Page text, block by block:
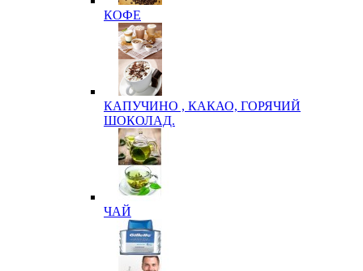
КОФЕ
КАПУЧИНО , КАКАО, ГОРЯЧИЙ
ШОКОЛАД.
ЧАЙ